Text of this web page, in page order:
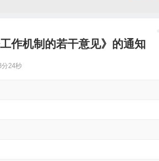
作机制的若干意见》的通知
分24秒